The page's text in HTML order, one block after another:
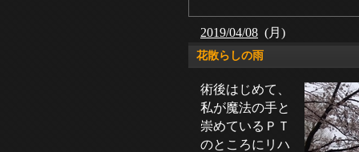
2019/04/08 (月)
花散らしの雨
術後はじめて、
私が魔法の手と
崇めているＰＴ
のところにリハ